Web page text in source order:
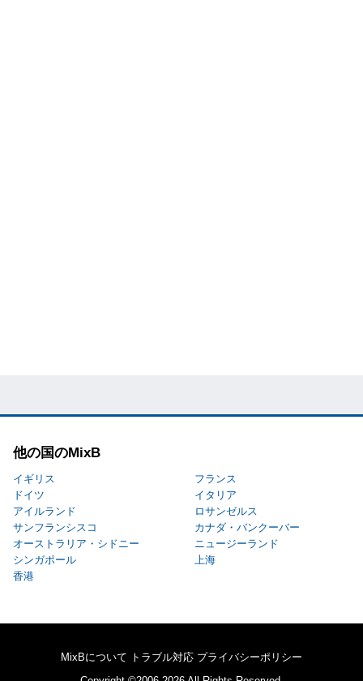
他の国のMixB
イギリス
フランス
ドイツ
イタリア
アイルランド
ロサンゼルス
サンフランシスコ
カナダ・バンクーバー
オーストラリア・シドニー
ニュージーランド
シンガポール
上海
香港
MixBについて トラブル対応 プライバシーポリシー